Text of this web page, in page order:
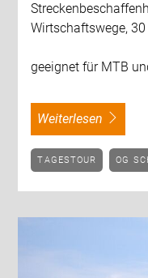
Wirtschaftswege,
geeignet für MTB
weiterlesen
TAGESTOUR OG